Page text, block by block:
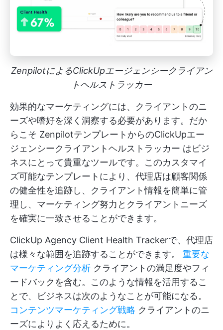
ZenpilotによるClickUpエージェンシークライアン
トヘルストラッカー
効果的なマーケティングには、クライアントのニ
ーズや嗜好を深く洞察する必要があります。だか
らこそ ZenpilotテンプレートからのClickUpエー
ジェンシークライアントヘルストラッカー はビジ
ネスにとって貴重なツールです。このカスタマイ
ズ可能なテンプレートにより、代理店は顧客関係
の健全性を追跡し、クライアント情報を簡単に管
理し、マーケティング努力とクライアントニーズ
を確実に一致させることができます。
ClickUp Agency Client Health Trackerで、代理店
は様々な範囲を追跡することができます。 重要な
マーケティング分析 クライアントの満足度やフィ
ードバックを含む。このような情報を活用するこ
とで、ビジネスは次のようなことが可能になる。
コンテンツマーケティング戦略 クライアントのニ
ーズによりよく応えるために。